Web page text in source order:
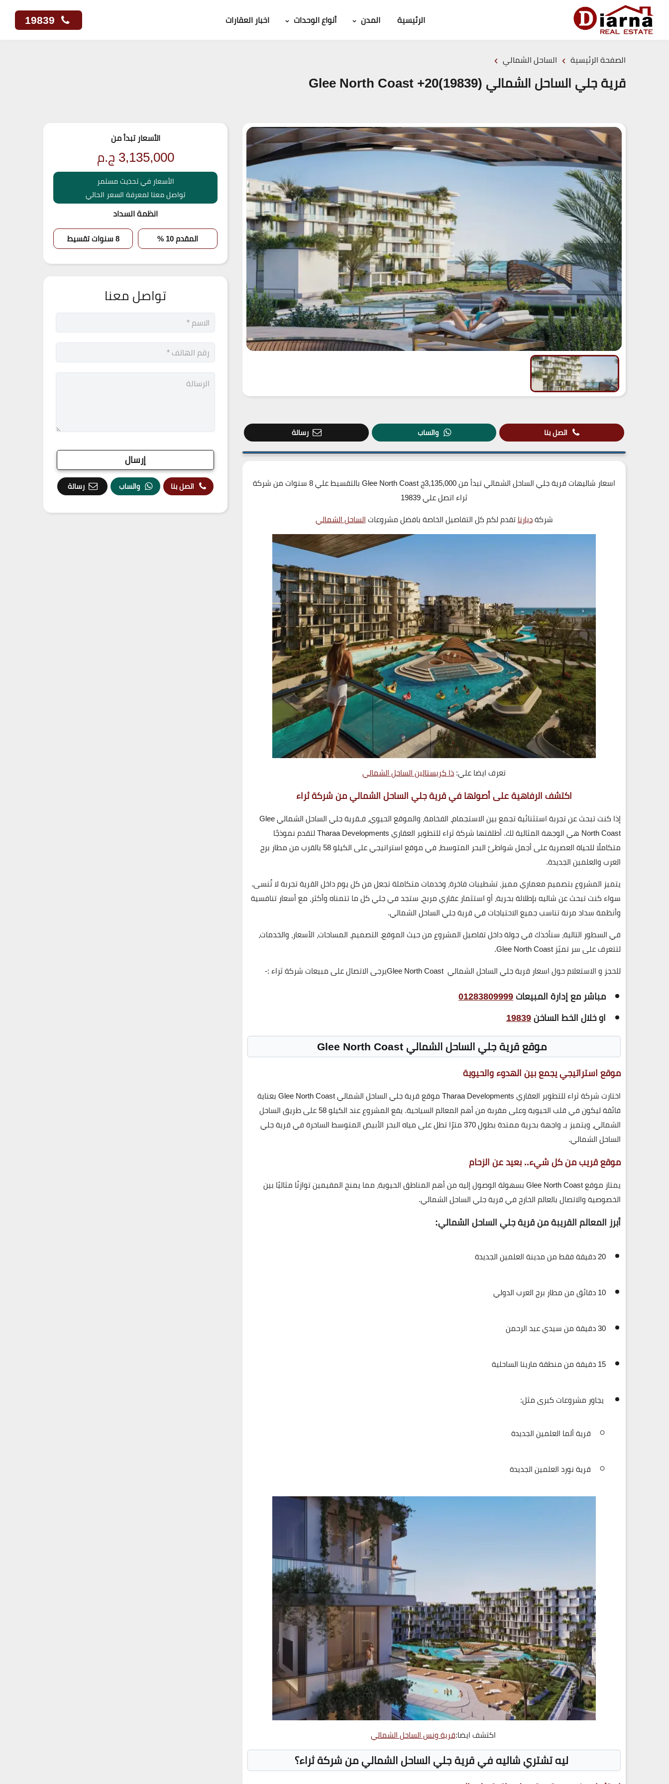
الرئيسية المدن أنواع الوحدات اخبار العقارات
الصفحة الرئيسية › الساحل الشمالي ›
قرية جلي الساحل الشمالي (19839)20+ Glee North Coast
اتصل بنا واتساب رسالة
اسعار شاليهات قرية جلي الساحل الشمالي تبدأ من 3,135,000ج Glee North Coast بالتقسيط علي 8 سنوات من شركة
ثراء اتصل علي19839
شركةديارناتقدم لكم كل التفاصيل الخاصة بافضل مشروعاتالساحل الشمالي
تعرف ايضا علي:ذا كريستالين الساحل الشمالي
اكتشف الرفاهية على أصولها في قرية جلي الساحل الشمالي من شركة ثراء
إذا كنت تبحث عن تجربة استثنائية تجمع بينالاستجمام، الفخامة، والموقع الحيوي، فـ
قرية جلي الساحل الشمالي Glee
North Coast هي الوجهة المثالية لك. أطلقتها شركة ثراء للتطوير العقاري Tharaa Developments
لتقدم نموذجًا
متكاملًا للحياة العصرية على أجمل شواطئ البحر المتوسط، في موقع استراتيجي على الكيلو 58 بالقرب من مطار برج
العرب والعلمين الجديدة.
يتميز المشروع بتصميم معماري مميز، تشطيبات فاخرة، وخدمات متكاملة تجعل من كل يوم داخل القرية تجربة لا تُنسى.
سواء كنت تبحث عنشاليه بإطلالة بحرية، أواستثمار عقاري مربح، ستجد في جلي كل ما تتمناه وأكثر، مع أسعار تنافسية
وأنظمة سداد مرنة تناسب جميع الاحتياجات في قرية جلي الساحل الشمالي.
في السطور التالية، سنأخذك في جولة داخل تفاصيل المشروع من حيثالموقع، التصميم، المساحات، الأسعار، والخدمات،
لتتعرف على سر تميّز Glee North Coast.
للحجز و الاستعلام حول اسعار قرية جلي الساحل الشمالي Glee North Coastيرجى الاتصال على مبيعات شركة ثراء :-
مباشر مع إدارة المبيعات01283809999
او خلال الخط الساخن19839
موقع قرية جلي الساحل الشمالي Glee North Coast
موقع استراتيجي يجمع بين الهدوء والحيوية
اختارت شركةثراء للتطوير العقاري Tharaa Developments موقعقرية جلي الساحل الشمالي Glee North Coast
بعناية
فائقة ليكون في قلب الحيوية وعلى مقربة من أهم المعالم السياحية. يقع المشروع عندالكيلو 58
على طريق الساحل
الشمالي، ويتميز بـواجهة بحرية ممتدة بطول 370 مترًا
تطل على مياه البحر الأبيض المتوسط الساحرة في قرية جلي
الساحل الشمالي.
موقع قريب من كل شيء.. بعيد عن الزحام
يمتاز موقع Glee North Coast
بسهولة الوصول إليه من أهم المناطق الحيوية، مما يمنح المقيمين توازنًا مثاليًا بين
الخصوصية والاتصال بالعالم الخارج في قرية جلي الساحل الشمالي.
أبرز المعالم القريبة من قرية جلي الساحل الشمالي:
20 دقيقة فقط من مدينة العلمين الجديدة
10 دقائق من مطار برج العرب الدولي
30 دقيقة من سيدي عبد الرحمن
15 دقيقة من منطقة مارينا الساحلية
يجاور مشروعات كبرى مثل:
قرية ألما العلمين الجديدة
قرية نورد العلمين الجديدة
اكتشف ايضا:قرية ونس الساحل الشمالي
ليه تشتري شاليه في قرية جلي الساحل الشمالي من شركة ثراء؟
الأسعار تبدأ من
3,135,000ج.م
الأسعار في تحديث مستمر
تواصل معنا لمعرفة السعر الحالي
انظمة السداد
المقدم 10 % 8 سنوات تقسيط
تواصل معنا
اتصل بنا واتساب رسالة